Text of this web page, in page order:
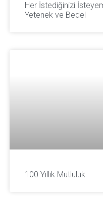
Her İstediğinizi
Yetenek ve Bedel
100 Yıllık Mutluluk